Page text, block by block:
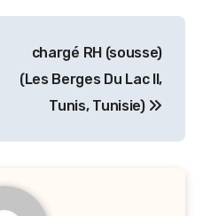
chargé RH (sousse)
(Les Berges Du Lac II,
Tunis, Tunisie)